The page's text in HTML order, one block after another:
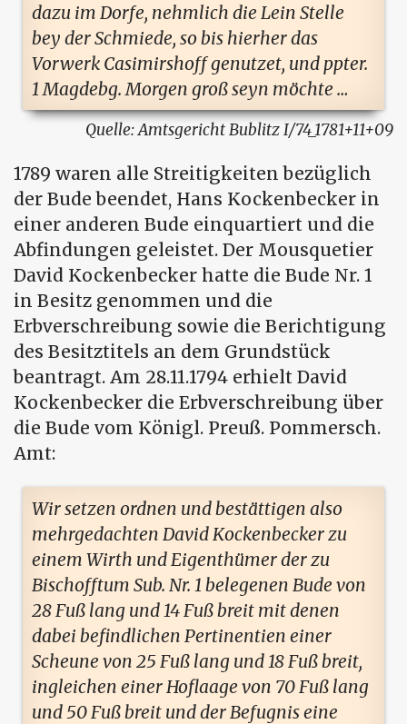
dazu im Dorfe, nehmlich die Lein Stelle
bey der Schmiede, so bis hierher das
Vorwerk Casimirshoff genutzet, und ppter.
1 Magdebg. Morgen groß seyn möchte …
Amtsgericht Bublitz I/74_1781+11+09
1789 waren alle Streitigkeiten bezüglich
der Bude beendet, Hans Kockenbecker in
einer anderen Bude einquartiert und die
Abfindungen geleistet. Der Mousquetier
David Kockenbecker hatte die Bude Nr. 1
in Besitz genommen und die
Erbverschreibung sowie die Berichtigung
des Besitztitels an dem Grundstück
beantragt. Am 28.11.1794 erhielt David
Kockenbecker die Erbverschreibung über
die Bude vom Königl. Preuß. Pommersch.
Amt:
Wir setzen ordnen und bestättigen also
mehrgedachten David Kockenbecker zu
einem Wirth und Eigenthümer der zu
Bischofftum Sub. Nr. 1 belegenen Bude von
28 Fuß lang und 14 Fuß breit mit denen
dabei befindlichen Pertinentien einer
Scheune von 25 Fuß lang und 18 Fuß breit,
ingleichen einer Hoflaage von 70 Fuß lang
und 50 Fuß breit und der Befugnis eine